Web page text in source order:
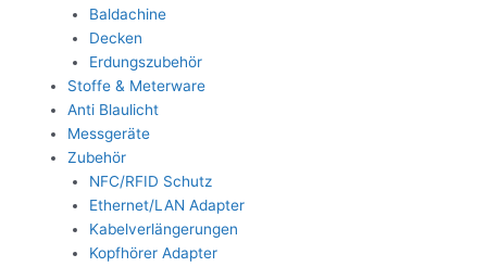
Baldachine
Decken
Erdungszubehör
Stoffe & Meterware
Anti Blaulicht
Messgeräte
Zubehör
NFC/RFID Schutz
Ethernet/LAN Adapter
Kabelverlängerungen
Kopfhörer Adapter